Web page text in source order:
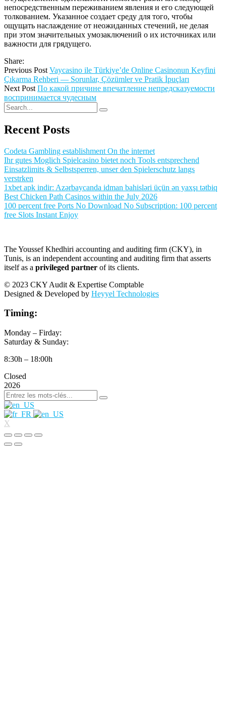
непосредственным переживанием явления и его следующей
толкованием. Указанное создает среду для того, чтобы
ощущать наслаждение от неожиданных стечений, не делая
при этом значительных умозаключений о их источниках или
важности для грядущего.
Share:
Previous Post Vaycasino ile Türkiye’de Online Casinonun Keyfini
Çıkarma Rehberi — Sorunlar, Çözümler ve Pratik İpuçları
Next Post По какой причине впечатление непредсказуемости
воспринимается чудесным
Recent Posts
Codeta Gambling establishment On the internet
Ihr gutes Moglich Spielcasino bietet noch Tools entsprechend
Einsatzlimits & Selbstsperren, unser den Spielerschutz langs
verstrken
1xbet apk indir: Azərbaycanda idman bahisləri üçün ən yaxşı tətbiq
Best Chicken Path Casinos within the July 2026
100 percent free Ports No Download No Subscription: 100 percent
free Slots Instant Enjoy
The Youssef Khedhiri accounting and auditing firm (CKY), in
Tunis, is an independent accounting and auditing firm that asserts
itself as a privileged partner of its clients.
© 2023 CKY Audit & Expertise Comptable
Designed & Developed by Heyyel Technologies
Timing:
Monday – Firday:
Saturday & Sunday:
8:30h – 18:00h
Closed
2026
X